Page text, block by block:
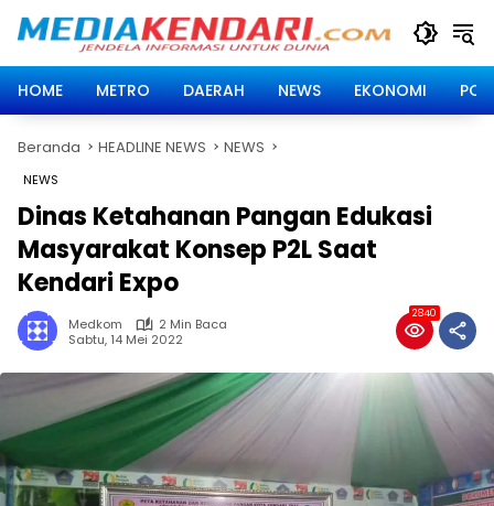
HOME
METRO DAERAH NEWS EKONOMI
Beranda HEADLINE NEWS NEWS
NEWS
Dinas Ketahanan Pangan Edukasi
Masyarakat Konsep P2L Saat
Kendari Expo
Medkom
2 Min Baca
Sabtu, 14 Mei 2022
2840